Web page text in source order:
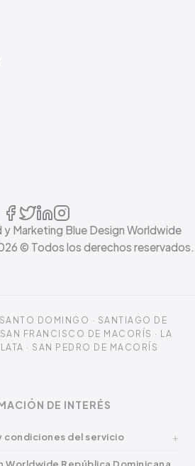
y Marketing Blue Design Worldwide
© Todos los derechos reservados.
SANTO DOMINGO · SANTIAGO DE
FRANCISCO DE MACORÍS · LA
· SAN PEDRO DE MACORÍS
DE INTERÉS
condiciones del servicio